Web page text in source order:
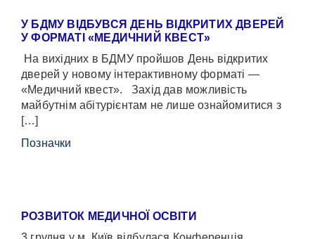
У БДМУ ВІДБУВСЯ ДЕНЬ ВІДКРИТИХ ДВЕРЕЙ
У ФОРМАТІ «МЕДИЧНИЙ КВЕСТ»
На вихідних в БДМУ пройшов День відкритих
дверей у новому інтерактивному форматі —
«Медичний квест». Захід дав можливість
майбутнім абітурієнтам не лише ознайомитися з
[…]
Позначки
РОЗВИТОК МЕДИЧНОЇ ОСВІТИ